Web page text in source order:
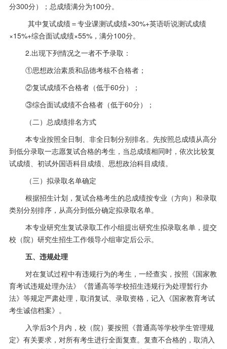
分300分）；总成绩满分为100分。
其中复试成绩＝专业课测试成绩×30%+英语听说测试成绩
×15%+综合面试成绩×55%，满分100分。
2.出现下列情况之一者不予录取：
①思想政治素质和品德考核不合格者；
②复试成绩不合格者（低于60分）；
③综合面试成绩不合格者（低于60分）；
（二）总成绩排名方式
本专业按照全日制、非全日制分别排名。先按照总成绩从高分
到低分录取一志愿复试合格的考生，当总成绩相同时，依次比较复
试成绩、初试外国语科目成绩、思想政治科目成绩。
（三）拟录取名单确定
根据招生计划，复试合格考生的总成绩按专业（方向）和录取
类别分别排序，从高分到低分确定拟录取名单。
本专业研究生复试录取工作小组提出研究生拟录取名单，提交
校（院）研究生招生工作领导小组审定后公示。
五、违规处理
对在复试过程中有违规行为的考生，一经查实，按照《国家教
育考试违规处理办法》《普通高等学校招生违规行为处理暂行办
法》等规定严肃处理，取消复试、录取资格，记入《国家教育考试
考生诚信档案》。
入学后3个月内， 校（院）要按照《普通高等学校学生管理规
定》有关要求，对所有考生进行全面复查。复查不合格的，取消入